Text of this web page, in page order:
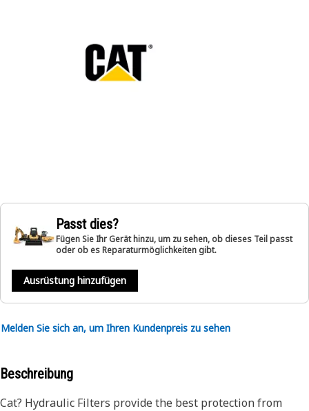
Passt dies?
Fügen Sie Ihr Gerät hinzu, um zu sehen, ob dieses Teil passt
oder ob es Reparaturmöglichkeiten gibt.
Ausrüstung hinzufügen
Melden Sie sich an, um Ihren Kundenpreis zu sehen
Beschreibung
Cat? Hydraulic Filters provide the best protection from